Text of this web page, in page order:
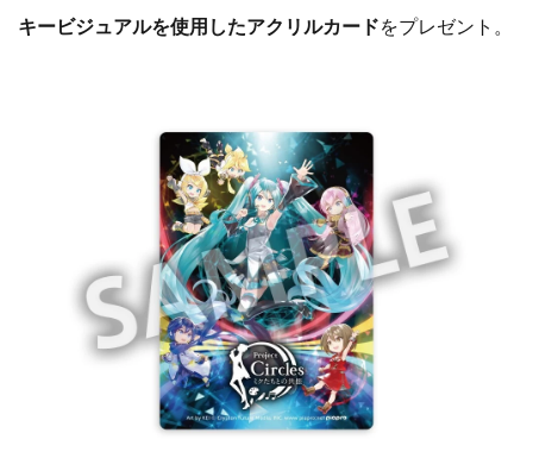
キービジュアルを使用したアクリルカードをプレゼント。